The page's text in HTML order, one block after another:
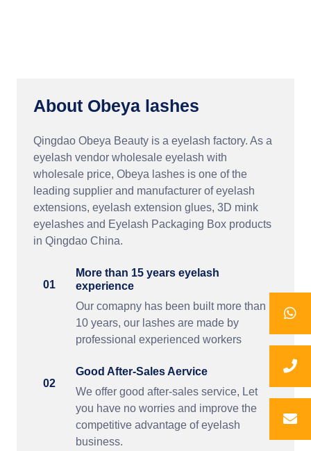
About Obeya lashes
Qingdao Obeya Beauty is a eyelash factory. As a
eyelash vendor wholesale eyelash with
wholesale price, Obeya lashes is one of the
leading supplier and manufacturer of eyelash
extensions, eyelash extension glues, 3D mink
eyelashes and Eyelash Packaging Box products
in Qingdao China.
01
More than 15 years eyelash
experience
Our comapny has been built more than
10 years, our lashes are made by
professional experienced workers
02
Good After-Sales Aervice
We offer good after-sales service, Let
you have no worries and improve the
competitive advantage of eyelash
business.